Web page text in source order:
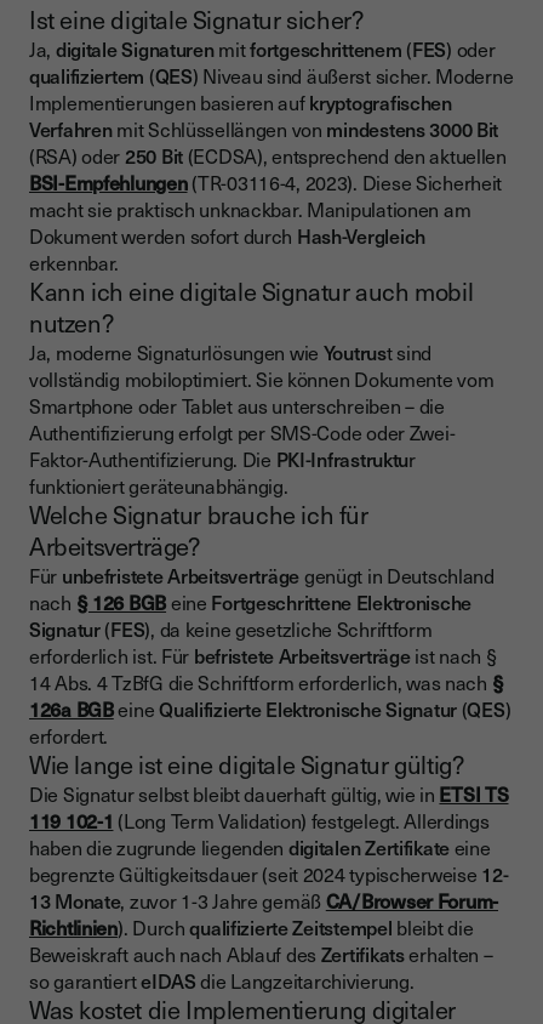
Ist eine digitale Signatur sicher?
Ja, digitale Signaturenmitfortgeschrittenem (FES) oder
qualifiziertem (QES) Niveau sind äußerst sicher. Moderne
Implementierungen basieren aufkryptografischen
Verfahrenmit Schlüssellängen von mindestens 3000 Bit
(RSA) oder250 Bit(ECDSA), entsprechend den aktuellen
BSI-Empfehlungen(TR-03116-4, 2023). Diese Sicherheit
macht sie praktisch unknackbar. Manipulationen am
Dokument werden sofort durch Hash-Vergleich
erkennbar.
Kann ich eine digitale Signatur auch mobil
nutzen?
Ja, moderne Signaturlösungen wie Youtrust sind
vollständig mobiloptimiert. Sie können Dokumente vom
Smartphone oder Tablet aus unterschreiben – die
Authentifizierung erfolgt per SMS-Code oder Zwei-
Faktor-Authentifizierung. Die PKI-Infrastruktur
funktioniert geräteunabhängig.
Welche Signatur brauche ich für
Arbeitsverträge?
Für unbefristete Arbeitsverträgegenügt in Deutschland
nach § 126 BGBeine Fortgeschrittene Elektronische
Signatur(FES), da keine gesetzliche Schriftform
erforderlich ist. Für befristete Arbeitsverträgeist nach §
14 Abs. 4 TzBfG die Schriftform erforderlich, was nach §
126a BGBeineQualifizierte Elektronische Signatur (QES)
erfordert.
Wie lange ist eine digitale Signatur gültig?
Die Signatur selbst bleibt dauerhaft gültig, wie in ETSI TS
119 102-1 (Long Term Validation) festgelegt. Allerdings
haben die zugrunde liegenden digitalen Zertifikateeine
begrenzte Gültigkeitsdauer (seit 2024 typischerweise 12-
13 Monate, zuvor 1-3 Jahre gemäß CA/Browser Forum-
Richtlinien). Durchqualifizierte Zeitstempel bleibt die
Beweiskraft auch nach Ablauf des Zertifikatserhalten –
so garantierteIDASdie Langzeitarchivierung.
Was kostet die Implementierung digitaler